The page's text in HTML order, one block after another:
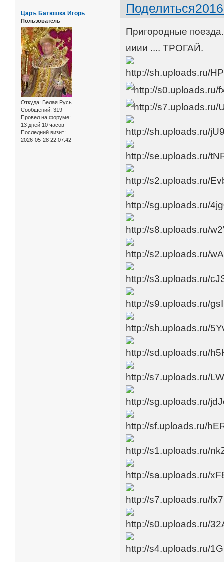
Поделиться
Царъ Батюшка Игорь
Пользователь
Откуда: Белая Русь
Сообщений: 319
Провел на форуме:
13 дней 10 часов
Последний визит:
2026-05-28 22:07:42
Пригородные
ииии .... ТРОГАЙ.